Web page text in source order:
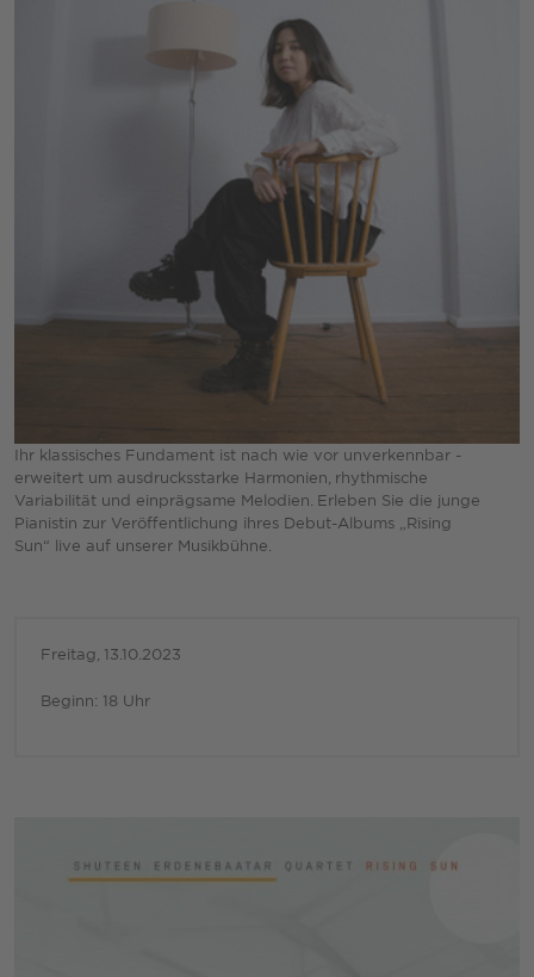
Ihr klassisches Fundament ist nach wie vor unverkennbar -
erweitert um ausdrucksstarke Harmonien, rhythmische
Variabilität und einprägsame Melodien. Erleben Sie die junge
Pianistin zur Veröffentlichung ihres Debut-Albums „Rising
Sun“ live auf unserer Musikbühne.
Freitag, 13.10.2023
Beginn: 18 Uhr